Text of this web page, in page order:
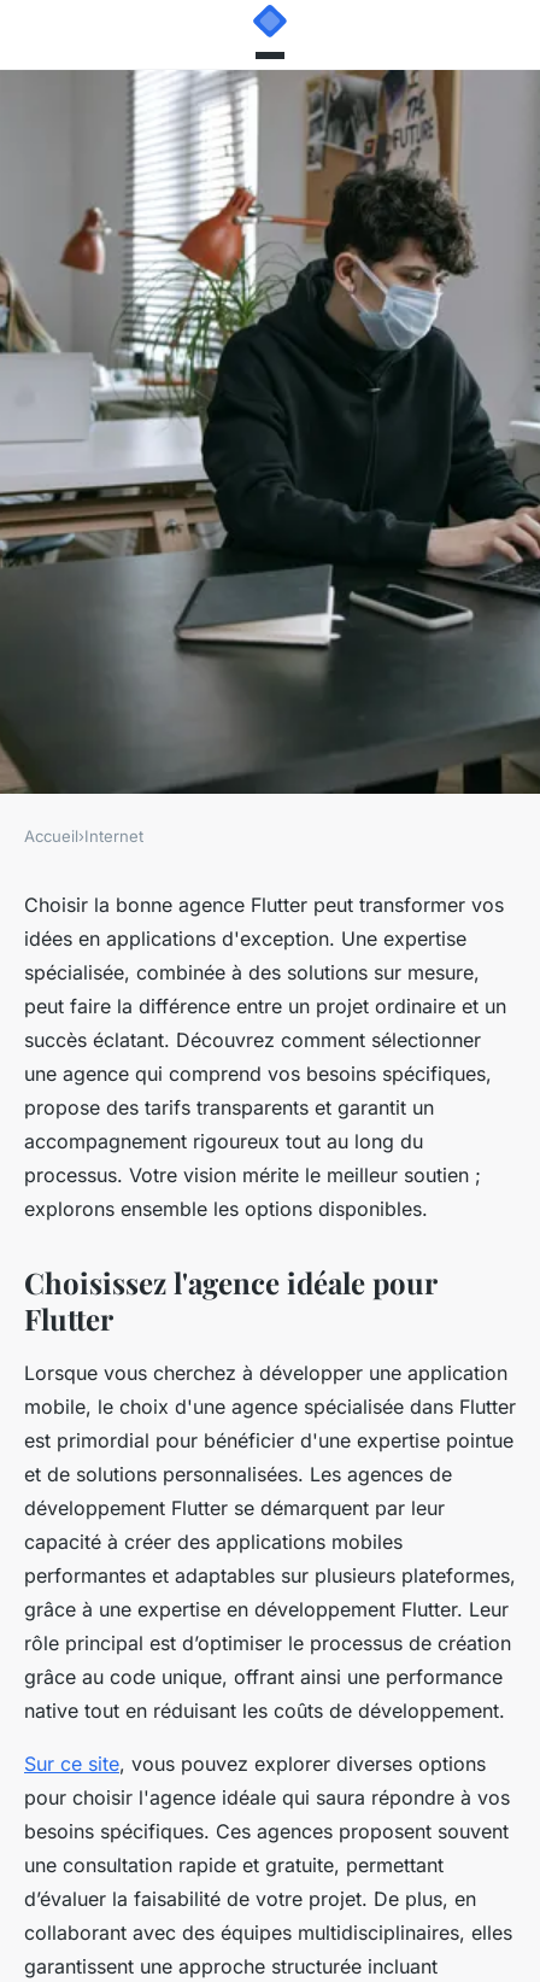
Choisissez l'agence flutter qui
propulsera vos idées
hippolyte•10 janvier 2025 •4 min de lecture
Accueil›Internet
Choisir la bonne agence Flutter peut transformer vos
idées en applications d'exception. Une expertise
spécialisée, combinée à des solutions sur mesure,
peut faire la différence entre un projet ordinaire et un
succès éclatant. Découvrez comment sélectionner
une agence qui comprend vos besoins spécifiques,
propose des tarifs transparents et garantit un
accompagnement rigoureux tout au long du
processus. Votre vision mérite le meilleur soutien ;
explorons ensemble les options disponibles.
Choisissez l'agence idéale pour
Flutter
Lorsque vous cherchez à développer une application
mobile, le choix d'une agence spécialisée dans Flutter
est primordial pour bénéficier d'une expertise pointue
et de solutions personnalisées. Les agences de
développement Flutter se démarquent par leur
capacité à créer des applications mobiles
performantes et adaptables sur plusieurs plateformes,
grâce à une expertise en développement Flutter. Leur
rôle principal est d’optimiser le processus de création
grâce au code unique, offrant ainsi une performance
native tout en réduisant les coûts de développement.
Sur ce site, vous pouvez explorer diverses options
pour choisir l'agence idéale qui saura répondre à vos
besoins spécifiques. Ces agences proposent souvent
une consultation rapide et gratuite, permettant
d’évaluer la faisabilité de votre projet. De plus, en
collaborant avec des équipes multidisciplinaires, elles
garantissent une approche structurée incluant